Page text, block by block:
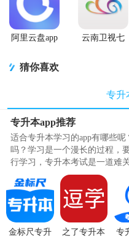
阿里云盘app
云南卫视七
猜你喜欢
专升
专升本app推荐
适合专升本学习的app有哪些
吗？学习是一个漫长的过程，
行学习，专升本考试是一道难
才能在考试的过程中轻松的应..
金标尺专升
之了专升本
专